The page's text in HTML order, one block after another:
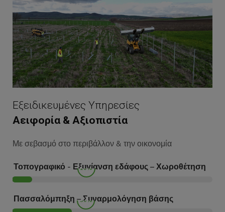
Εξειδικευμένες Υπηρεσίες
Αειφορία & Αξιοπιστία
Με σεβασμό στο περιβάλλον & την οικονομία
Τοπογραφικό - Εξυγίανση εδάφους – Χωροθέτηση
10%
Πασσαλόμπηξη – Συναρμολόγηση βάσης
30%